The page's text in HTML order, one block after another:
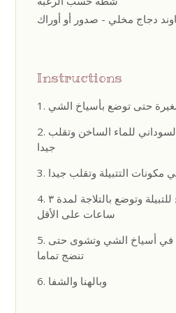
Instructions
حتى توضع بأسياخ الشي
للماء الساخن وتقلب
جيدا
مكونات التتبيلة وتقلب جيدا
تضاف قطع الدجاج للتبيلة وتوضع بالتلاجة لمدة ٣
ساعات على الأقل
في أسياخ الشي وتشوى حتى
تنضج تماما
وبالهنا والشفا